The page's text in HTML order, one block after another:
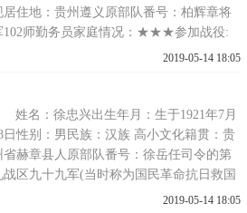
居住地：贵州遵义原部队番号：柏辉章将
102师勤务员家庭情况：★★★参加战役:
世才：1924年生于贵州遵义，14岁从军入
长沙会战了，当时一个从务
2019-05-14 18:05
姓名：徐忠兴出生年月：生于1921年7月
日性别：男民族：汉族 高小文化籍贯：贵
省赫章县人原部队番号：徐岳任司令的第
战区九十九军(当时称为国民革命抗日救国
)197师师部参加战役: 徐忠兴4岁时父亲徐
2019-05-14 18:05